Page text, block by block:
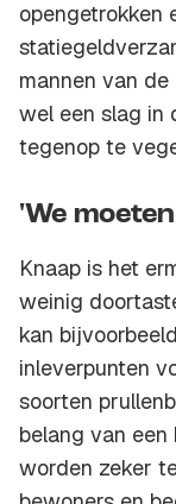
opengetrokken
mannen van
wel een slag in
tegenop te
'We
Knaap is het
weinig
kan
inleverpunten
soorten
belang van een
worden zeker